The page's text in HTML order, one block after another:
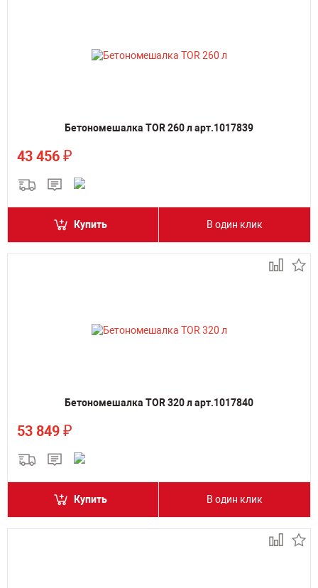
Бетономешалка TOR 260 л арт.1017839
43 456 ₽
Купить В один клик
Бетономешалка TOR 320 л арт.1017840
53 849 ₽
Купить В один клик